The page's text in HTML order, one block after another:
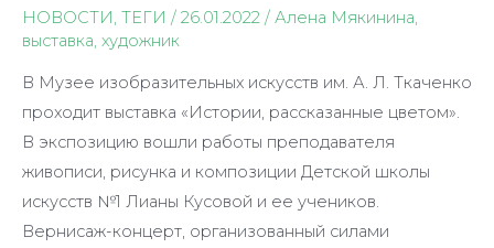
НОВОСТИ, ТЕГИ / 26.01.2022 / Алена Мякинина,
выставка, художник
В Музее изобразительных искусств им. А. Л. Ткаченко
проходит выставка «Истории, рассказанные цветом».
В экспозицию вошли работы преподавателя
живописи, рисунка и композиции Детской школы
искусств №1 Лианы Кусовой и ее учеников.
Вернисаж-концерт, организованный силами